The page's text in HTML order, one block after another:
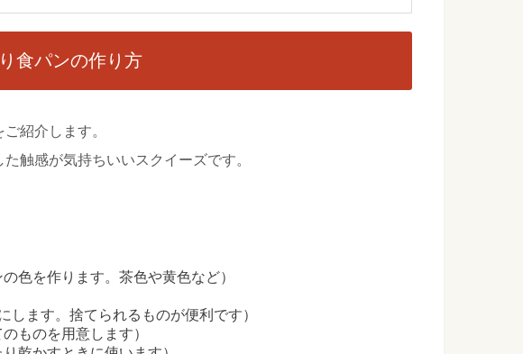
天ぷらをサクサクにする方法、いつもの倍美味しくなる裏技を伝授
お家で天ぷらを作る時、皆さんはどのような方法で揚げていますか？ 天ぷらはサクサ
手巻き寿司の具材の美味しい切り方と子供が喜ぶ具材や巻き方
初心者向けの高菜の漬物の簡単な漬け方とアレンジレシピをご紹介
高菜の漬物を自分で漬けてみようと思って漬け方を調べて見ると、いろいろな方法が
食パンの作り方
紹介します。
触感が気持ちいいスクイーズです。
色を作ります。茶色や黄色など）
します。捨てられるものが便利です）
ものを用意します）